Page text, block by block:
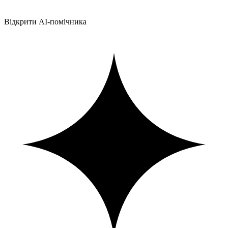
Відкрити AI-помічника